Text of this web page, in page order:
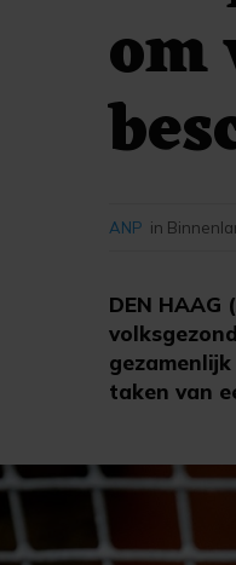
om
DEN
taken van
ANP in